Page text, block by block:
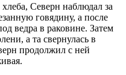
Северн наблюдал за
говядину, а после
ведра в раковине. Затем
а та свернулась в
продолжил с ней